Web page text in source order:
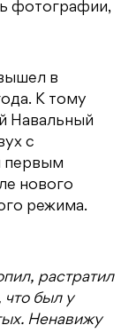
фотографии,
в
К тому
Навальный
с
первым
нового
режима.
растратил
что был у
Ненавижу